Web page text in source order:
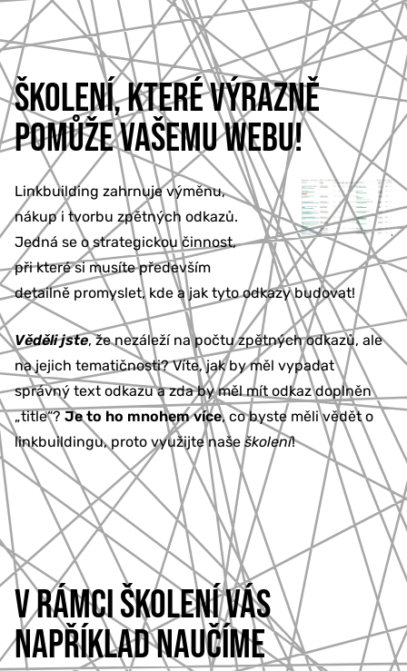
ŠKOLENÍ, KTERÉ VÝRAZNĚ
POMŮŽE VAŠEMU WEBU!
Linkbuilding zahrnuje výměnu,
nákup i tvorbu zpětných odkazů.
Jedná se o strategickou činnost,
při které si musíte především
detailně promyslet, kde a jak tyto odkazy budovat!
Věděli jste, že nezáleží na počtu zpětných odkazů, ale
na jejich tematičnosti? Víte, jak by měl vypadat
správný text odkazu a zda by měl mít odkaz doplněn
„title“? Je to ho mnohem více, co byste měli vědět o
linkbuildingu, proto využijte našeškolení!
V RÁMCI ŠKOLENÍ VÁS
NAPŘÍKLAD NAUČÍME